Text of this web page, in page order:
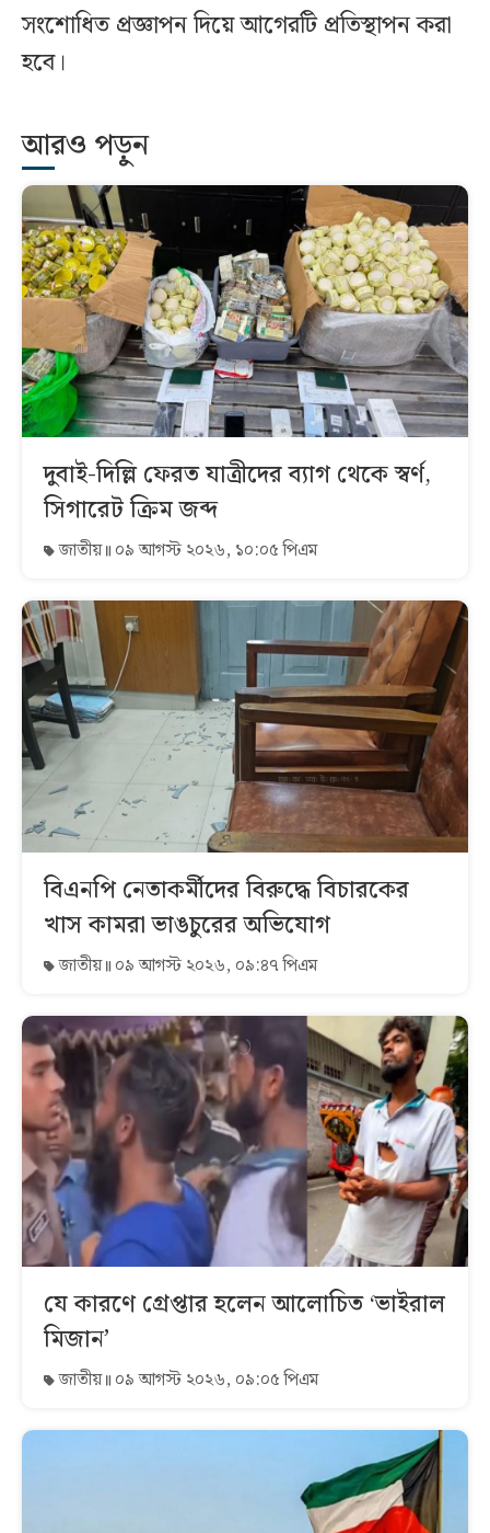
সংশোধিত প্রজ্ঞাপন দিয়ে আগেরটি প্রতিস্থাপন করা
হবে।
আরও পড়ুন
দুবাই-দিল্লি ফেরত যাত্রীদের ব্যাগ থেকে স্বর্ণ,
সিগারেট ক্রিম জব্দ
জাতীয় ০৯ আগস্ট ২০২৬, ১০:০৫ পিএম
বিএনপি নেতাকর্মীদের বিরুদ্ধে বিচারকের
খাস কামরা ভাঙচুরের অভিযোগ
জাতীয় ০৯ আগস্ট ২০২৬, ০৯:৪৭ পিএম
যে কারণে গ্রেপ্তার হলেন আলোচিত ‘ভাইরাল
মিজান’
জাতীয় ০৯ আগস্ট ২০২৬, ০৯:০৫ পিএম